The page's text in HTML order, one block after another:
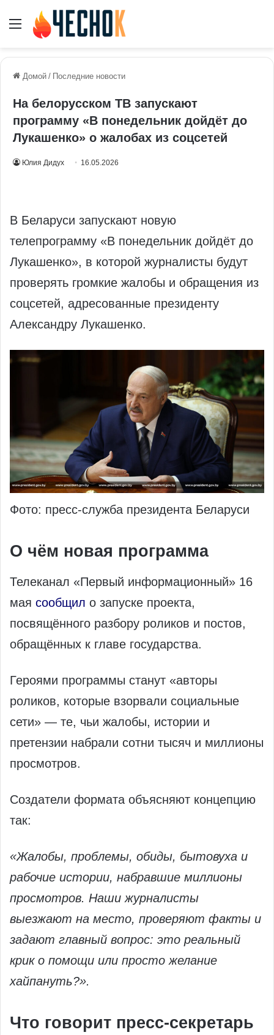
Меню
Домой / Последние новости
На белорусском ТВ запускают
программу «В понедельник дойдёт до
Лукашенко» о жалобах из соцсетей
Юлия Дидух 16.05.2026
В Беларуси запускают новую
телепрограмму «В понедельник дойдёт до
Лукашенко», в которой журналисты будут
проверять громкие жалобы и обращения из
соцсетей, адресованные президенту
Александру Лукашенко.
Фото: пресс-служба президента Беларуси
О чём новая программа
Телеканал «Первый информационный» 16
мая сообщил о запуске проекта,
посвящённого разбору роликов и постов,
обращённых к главе государства.
Героями программы станут «авторы
роликов, которые взорвали социальные
сети» — те, чьи жалобы, истории и
претензии набрали сотни тысяч и миллионы
просмотров.
Создатели формата объясняют концепцию
так:
«Жалобы, проблемы, обиды, бытовуха и
рабочие истории, набравшие миллионы
просмотров. Наши журналисты
выезжают на место, проверяют факты и
задают главный вопрос: это реальный
крик о помощи или просто желание
хайпануть?».
Что говорит пресс-секретарь